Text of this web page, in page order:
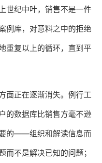
世纪中叶，销售不是一件
例库，对意料之中的拒绝
重复以上的循环，直到平
面正在逐渐消失。例行工
的数据库比销售方毫不逊
的——组织和解读信息而
而不是解决已知的问题；